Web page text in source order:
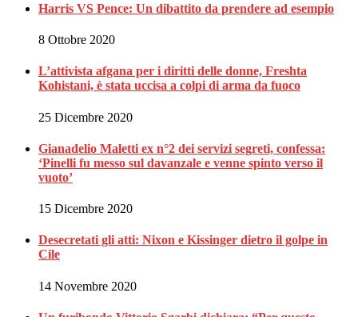
Harris VS Pence: Un dibattito da prendere ad esempio
8 Ottobre 2020
L’attivista afgana per i diritti delle donne, Freshta
Kohistani, è stata uccisa a colpi di arma da fuoco
25 Dicembre 2020
Gianadelio Maletti ex n°2 dei servizi segreti, confessa:
‘Pinelli fu messo sul davanzale e venne spinto verso il
vuoto’
15 Dicembre 2020
Desecretati gli atti: Nixon e Kissinger dietro il golpe in
Cile
14 Novembre 2020